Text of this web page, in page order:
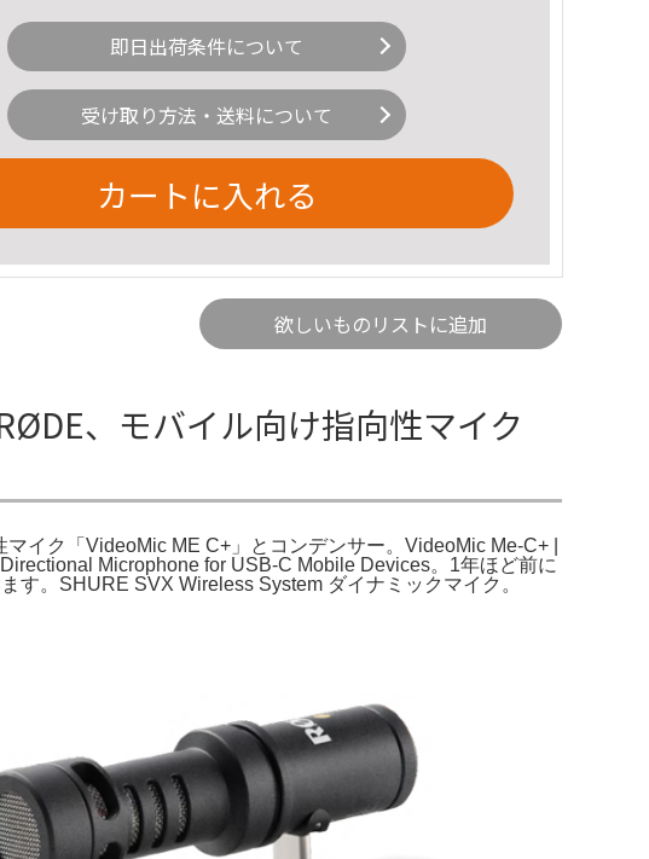
即日出荷条件について
受け取り方法・送料について
カートに入れる
欲しいものリストに追加
、モバイル向け指向性マイク
イク「VideoMic ME C+」とコンデンサー。VideoMic Me-C+ |
Microphone for USB-C Mobile Devices。1年ほど前に
す。SHURE SVX Wireless System ダイナミックマイク。